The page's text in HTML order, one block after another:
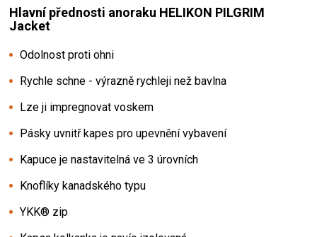
Hlavní přednosti anoraku HELIKON PILGRIM
Jacket
Odolnost proti ohni
Rychle schne - výrazně rychleji než bavlna
Lze ji impregnovat voskem
Pásky uvnitř kapes pro upevnění vybavení
Kapuce je nastavitelná ve 3 úrovních
Knoflíky kanadského typu
YKK® zip